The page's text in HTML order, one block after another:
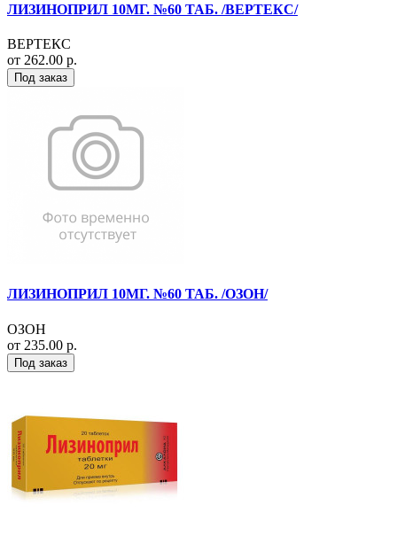
ЛИЗИНОПРИЛ 10МГ. №60 ТАБ. /ВЕРТЕКС/
ВЕРТЕКС
от 262.00 р.
Под заказ
ЛИЗИНОПРИЛ 10МГ. №60 ТАБ. /ОЗОН/
ОЗОН
от 235.00 р.
Под заказ